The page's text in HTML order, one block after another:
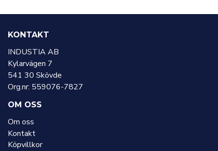
KONTAKT
INDUSTIA AB
Kylarvägen 7
541 30 Skövde
Org.nr: 559076-7827
OM OSS
Om oss
Kontakt
Köpvillkor